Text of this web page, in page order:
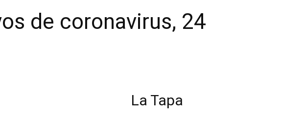
de coronavirus, 24
La Tapa